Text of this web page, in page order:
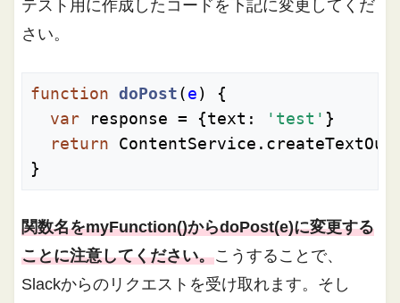
テスト用に作成したコードを下記に変更してくだ
さい。
function doPost(e) {
var response = {text : 'test' }
return
}
関数名をmyFunction()からdoPost(e)に変更する
ことに注意してください。こうすることで、
Slackからのリクエストを受け取れます。そし